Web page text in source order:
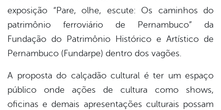
exposição “Pare, olhe, escute: Os caminhos do
patrimônio ferroviário de Pernambuco” da
Fundação do Patrimônio Histórico e Artístico de
Pernambuco (Fundarpe) dentro dos vagões.
A proposta do calçadão cultural é ter um espaço
público onde ações de cultura como shows,
oficinas e demais apresentações culturais possam